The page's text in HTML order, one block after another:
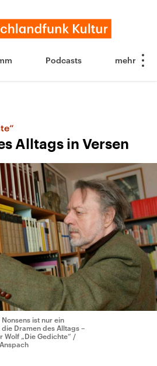
Podcasts
Alltags in Versen
ist nur ein
Dramen des Alltags –
Wolf „Die Gedichte“ /